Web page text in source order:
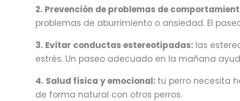
2. Prevención de problemas de
problemas de aburrimiento o ansiedad. El
3. Evitar conductas estereotipadas: las
estrés. Un paseo adecuado en la mañana
4. Salud física y emocional: tu perro necesita
de forma natural con otros perros.